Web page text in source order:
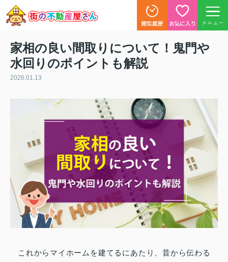
メニュー
家相の良い間取りについて！鬼門や
水回りのポイントも解説
2026.01.13
これからマイホームを建てるにあたり、昔から伝わる